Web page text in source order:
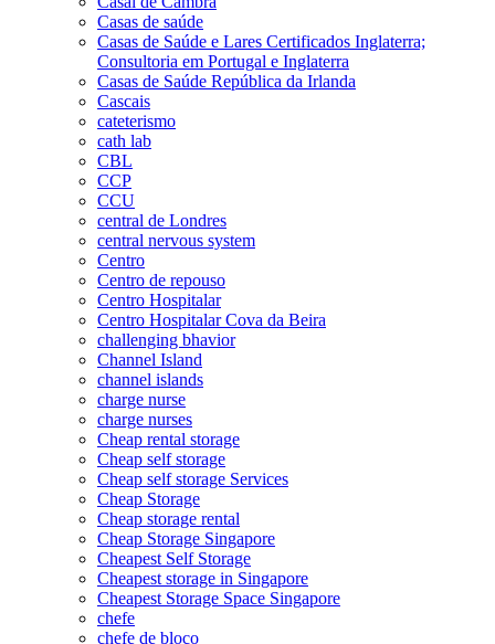
Casas de saúde
Casas de Saúde e Lares Certificados Inglaterra;
Consultoria em Portugal e Inglaterra
Casas de Saúde República da Irlanda
Cascais
cateterismo
cath lab
CBL
CCP
CCU
central de Londres
central nervous system
Centro
Centro de repouso
Centro Hospitalar
Centro Hospitalar Cova da Beira
challenging bhavior
Channel Island
channel islands
charge nurse
charge nurses
Cheap rental storage
Cheap self storage
Cheap self storage Services
Cheap Storage
Cheap storage rental
Cheap Storage Singapore
Cheapest Self Storage
Cheapest storage in Singapore
Cheapest Storage Space Singapore
chefe
chefe de bloco